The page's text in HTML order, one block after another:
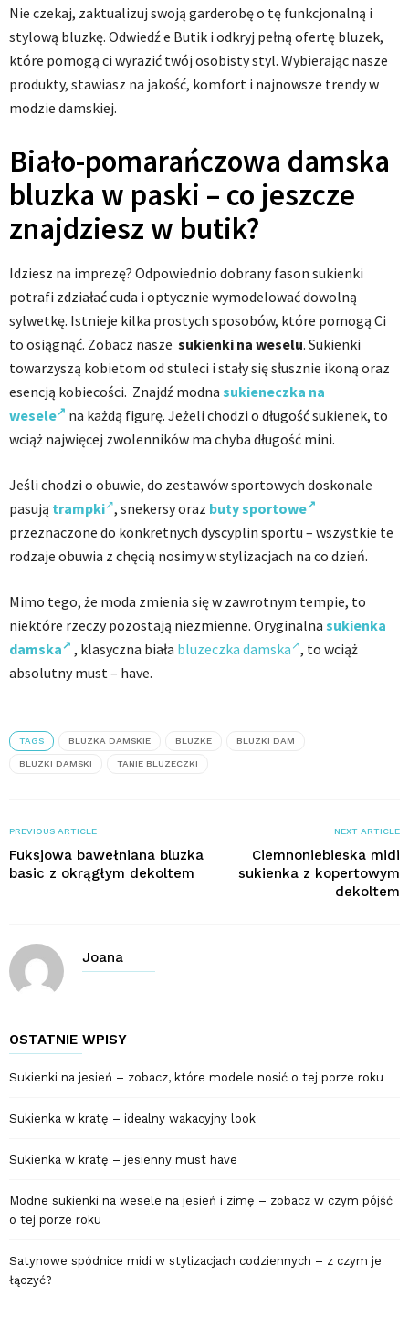
Nie czekaj, zaktualizuj swoją garderobę o tę funkcjonalną i
stylową bluzkę. Odwiedź e Butik i odkryj pełną ofertę bluzek,
które pomogą ci wyrazić twój osobisty styl. Wybierając nasze
produkty, stawiasz na jakość, komfort i najnowsze trendy w
modzie damskiej.
Biało-pomarańczowa damska
bluzka w paski – co jeszcze
znajdziesz w butik?
Idziesz na imprezę? Odpowiednio dobrany fason sukienki
potrafi zdziałać cuda i optycznie wymodelować dowolną
sylwetkę. Istnieje kilka prostych sposobów, które pomogą Ci
to osiągnąć. Zobacz nasze sukienki na weselu. Sukienki
towarzyszą kobietom od stuleci i stały się słusznie ikoną oraz
esencją kobiecości. Znajdź modna sukieneczka na
wesele
na każdą figurę. Jeżeli chodzi o długość sukienek, to
wciąż najwięcej zwolenników ma chyba długość mini.
Jeśli chodzi o obuwie, do zestawów sportowych doskonale
pasują trampki , snekersy oraz buty sportowe
przeznaczone do konkretnych dyscyplin sportu – wszystkie te
rodzaje obuwia z chęcią nosimy w stylizacjach na co dzień.
Mimo tego, że moda zmienia się w zawrotnym tempie, to
niektóre rzeczy pozostają niezmienne. Oryginalna sukienka
damska
, klasyczna biała bluzeczka damska , to wciąż
absolutny must – have.
TAGS BLUZKA DAMSKIE BLUZKE BLUZKI DAM
BLUZKI DAMSKI TANIE BLUZECZKI
PREVIOUS ARTICLE
Fuksjowa bawełniana bluzka
basic z okrągłym dekoltem
NEXT ARTICLE
Ciemnoniebieska midi
sukienka z kopertowym
dekoltem
Joana
OSTATNIE WPISY
Sukienki na jesień – zobacz, które modele nosić o tej porze roku
Sukienka w kratę – idealny wakacyjny look
Sukienka w kratę – jesienny must have
Modne sukienki na wesele na jesień i zimę – zobacz w czym pójść
o tej porze roku
Satynowe spódnice midi w stylizacjach codziennych – z czym je
łączyć?